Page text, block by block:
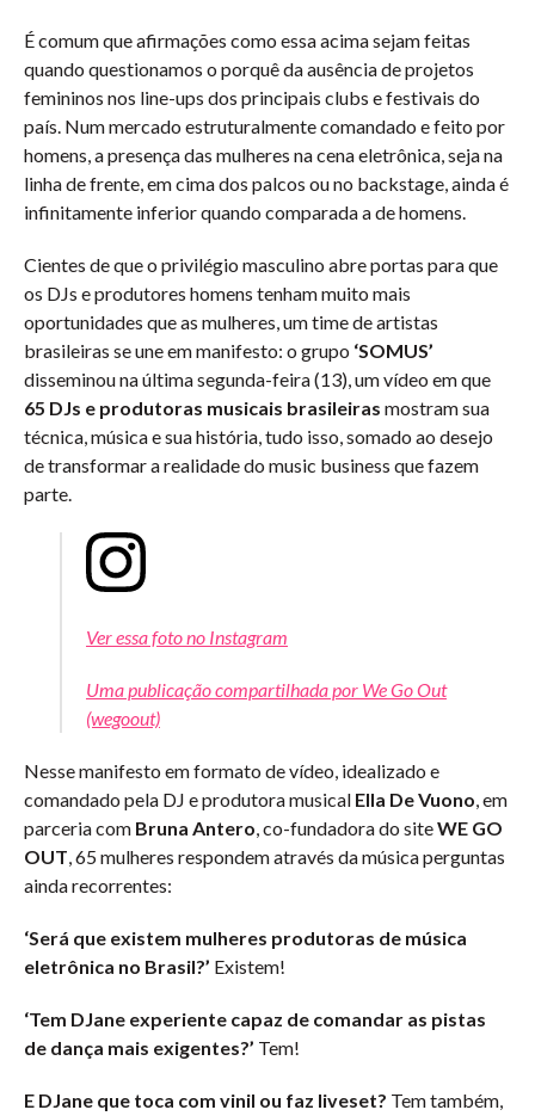
É comum que afirmações como essa acima sejam feitas
quando questionamos o porquê da ausência de projetos
femininos nos line-ups dos principais clubs e festivais do
país. Num mercado estruturalmente comandado e feito por
homens, a presença das mulheres na cena eletrônica, seja na
linha de frente, em cima dos palcos ou no backstage, ainda é
infinitamente inferior quando comparada a de homens.
Cientes de que o privilégio masculino abre portas para que
os DJs e produtores homens tenham muito mais
oportunidades que as mulheres, um time de artistas
brasileiras se une em manifesto: o grupo ‘SOMUS’
disseminou na última segunda-feira (13), um vídeo em que
65 DJs e produtoras musicais brasileiras mostram sua
técnica, música e sua história, tudo isso, somado ao desejo
de transformar a realidade do music business que fazem
parte.
Ver essa foto no Instagram
Uma publicação compartilhada por We Go Out
(wegoout)
Nesse manifesto em formato de vídeo, idealizado e
comandado pela DJ e produtora musical Ella De Vuono, em
parceria com Bruna Antero, co-fundadora do siteWE GO
OUT, 65 mulheres respondem através da música perguntas
ainda recorrentes:
‘Será que existem mulheres produtoras de música
eletrônica no Brasil?’ Existem!
‘Tem DJane experiente capaz de comandar as pistas
de dança mais exigentes?’ Tem!
E DJane que toca com vinil ou faz liveset? Tem também,